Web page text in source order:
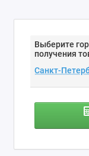
Выберите
получения